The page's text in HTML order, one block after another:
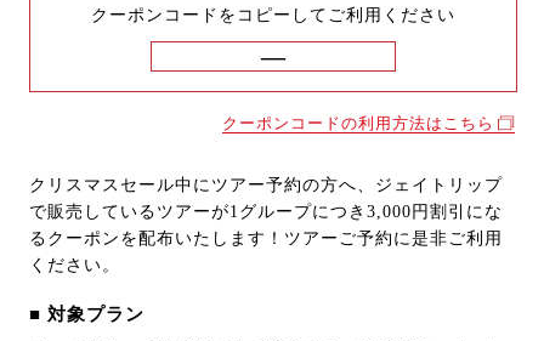
クーポンコードをコピーしてご利用ください
クーポンコードの利用方法はこちら
クリスマスセール中にツアー予約の方へ、ジェイトリップ
で販売しているツアーが1グループにつき3,000円割引にな
るクーポンを配布いたします！ツアーご予約に是非ご利用
ください。
■ 対象プラン